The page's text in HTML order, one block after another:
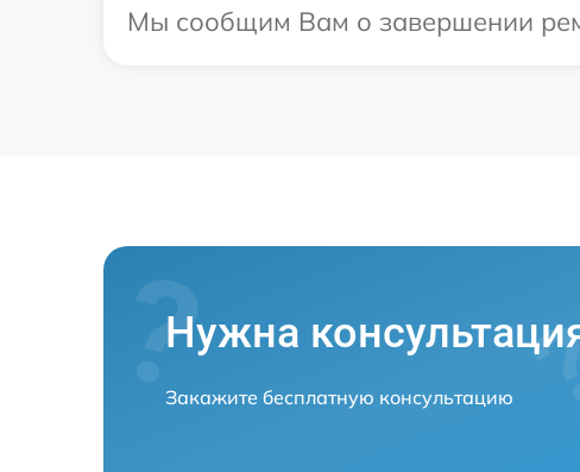
Мы сообщим Вам о завершении
Нужна
Закажите бесплатную консультацию